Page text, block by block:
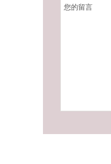
您的留言